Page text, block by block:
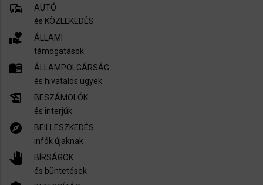
commute
AUTÓ
és KÖZLEKEDÉS
volunteer_activism
ÁLLAMI
támogatások
menu_book
ÁLLAMPOLGÁRSÁG
és hivatalos ügyek
history_edu
BESZÁMOLÓK
és interjúk
explore
BEILLESZKEDÉS
infók újaknak
pan_tool
BÍRSÁGOK
és büntetések